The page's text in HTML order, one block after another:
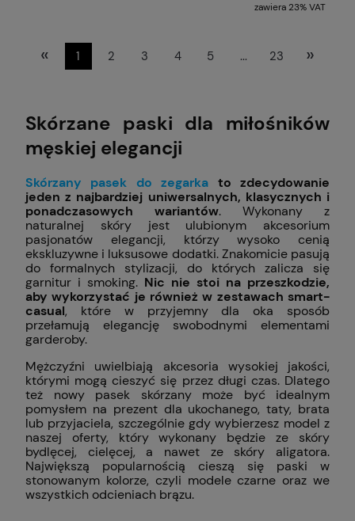
zawiera 23% VAT
« 1 2 3 4 5 ... 23 »
Skórzane paski dla miłośników
męskiej elegancji
Skórzany pasek do zegarka to zdecydowanie
jeden z najbardziej uniwersalnych, klasycznych i
ponadczasowych wariantów. Wykonany z
naturalnej skóry jest ulubionym akcesorium
pasjonatów elegancji, którzy wysoko cenią
ekskluzywne i luksusowe dodatki. Znakomicie pasują
do formalnych stylizacji, do których zalicza się
garnitur i smoking. Nic nie stoi na przeszkodzie,
aby wykorzystać je również w zestawach smart-
casual, które w przyjemny dla oka sposób
przełamują elegancję swobodnymi elementami
garderoby.
Mężczyźni uwielbiają akcesoria wysokiej jakości,
którymi mogą cieszyć się przez długi czas. Dlatego
też nowy pasek skórzany może być idealnym
pomysłem na prezent dla ukochanego, taty, brata
lub przyjaciela, szczególnie gdy wybierzesz model z
naszej oferty, który wykonany będzie ze skóry
bydlęcej, cielęcej, a nawet ze skóry aligatora.
Największą popularnością cieszą się paski w
stonowanym kolorze, czyli modele czarne oraz we
wszystkich odcieniach brązu.